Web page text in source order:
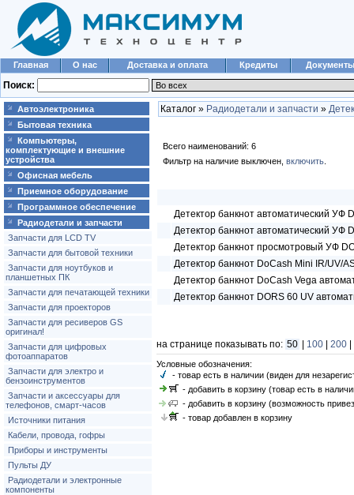
Главная О нас Доставка и оплата Кредиты Документы
Поиск:
Автоэлектроника
Бытовая техника
Компьютеры,
комплектующие и внешние
устройства
Офисная мебель
Приемное оборудование
Программное обеспечение
Радиодетали и запчасти
Запчасти для LCD TV
Запчасти для бытовой техники
Запчасти для ноутбуков и
планшетных ПК
Запчасти для печатающей техники
Запчасти для проекторов
Запчасти для ресиверов GS
оригинал!
Запчасти для цифровых
фотоаппаратов
Запчасти для электро и
бензоинструментов
Запчасти и аксессуары для
телефонов, смарт-часов
Источники питания
Кабели, провода, гофры
Приборы и инструменты
Пульты ДУ
Радиодетали и электронные
компоненты
Каталог » Радиодетали и запчасти »
Всего наименований: 6
Фильтр на наличие выключен, включить
Детектор банкнот автоматический УФ
Детектор банкнот автоматический УФ
Детектор банкнот просмотровый УФ
Детектор банкнот DoCash Mini IR/UV/
Детектор банкнот DoCash Vega
Детектор банкнот DORS 60 UV
на странице показывать по: 50 100 200
Условные обозначения:
- товар есть в наличии (виден для
- добавить в корзину (товар есть в
- добавить в корзину (возможность
- товар добавлен в корзину